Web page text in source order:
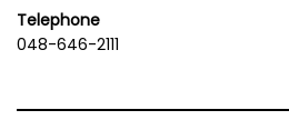
Telephone
048-646-2111